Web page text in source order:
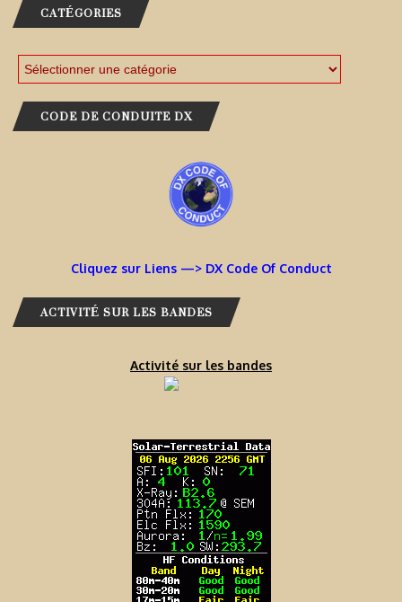
CATÉGORIES
CODE DE CONDUITE DX
Cliquez sur Liens —> DX Code Of Conduct
ACTIVITÉ SUR LES BANDES
Activité sur les bandes